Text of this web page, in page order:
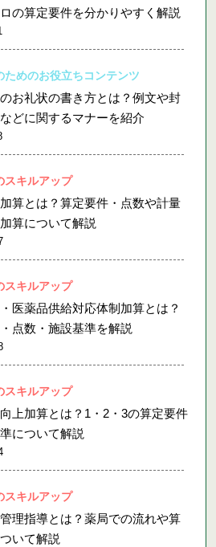
の算定要件を分かりやすく解説
ためのお役立ちコンテンツ
お礼状の書き方とは？例文や封
どに関するマナーを紹介
スキルアップ
算とは？算定要件・点数や計量
算について解説
スキルアップ
医薬品供給対応体制加算とは？
点数・施設基準を解説
スキルアップ
上加算とは？1・2・3の算定要件
について解説
スキルアップ
理指導とは？薬局での流れや算
いて解説